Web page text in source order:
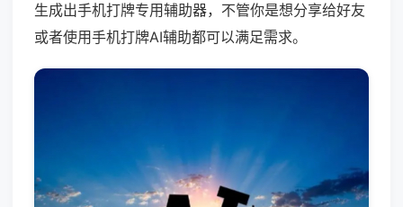
生成出手机打牌专用辅助器，不管你是想分享给好友
或者使用手机打牌AI辅助都可以满足需求。